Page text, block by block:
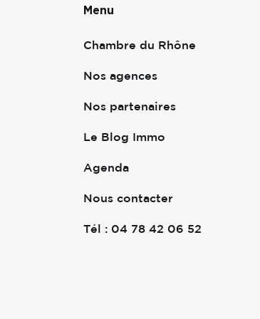
Menu
Chambre du Rhône
Nos agences
Nos partenaires
Le Blog Immo
Agenda
Nous contacter
Tél : 04 78 42 06 52